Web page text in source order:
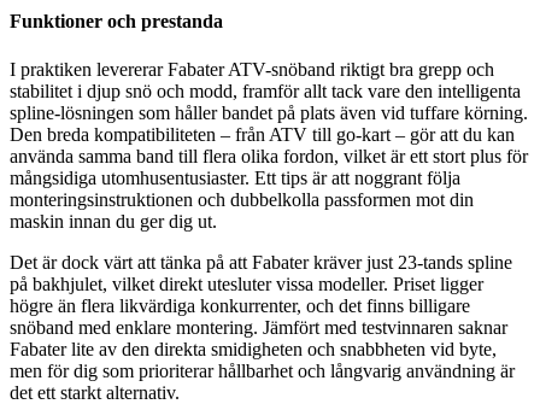
Funktioner och prestanda
I praktiken levererar Fabater ATV-snöband riktigt bra grepp och
stabilitet i djup snö och modd, framför allt tack vare den intelligenta
spline-lösningen som håller bandet på plats även vid tuffare körning.
Den breda kompatibiliteten – från ATV till go-kart – gör att du kan
använda samma band till flera olika fordon, vilket är ett stort plus för
mångsidiga utomhusentusiaster. Ett tips är att noggrant följa
monteringsinstruktionen och dubbelkolla passformen mot din
maskin innan du ger dig ut.
Det är dock värt att tänka på att Fabater kräver just 23-tands spline
på bakhjulet, vilket direkt utesluter vissa modeller. Priset ligger
högre än flera likvärdiga konkurrenter, och det finns billigare
snöband med enklare montering. Jämfört med testvinnaren saknar
Fabater lite av den direkta smidigheten och snabbheten vid byte,
men för dig som prioriterar hållbarhet och långvarig användning är
det ett starkt alternativ.